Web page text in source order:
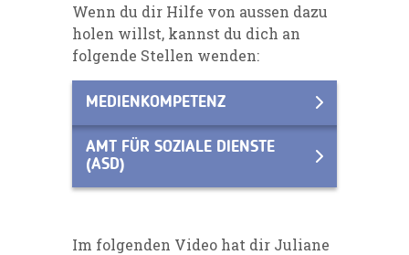
Wenn du dir Hilfe von aussen dazu
holen willst, kannst du dich an
folgende Stellen wenden:
MEDIENKOMPETENZ
AMT FÜR SOZIALE DIENSTE
(ASD)
Im folgenden Video hat dir Juliane